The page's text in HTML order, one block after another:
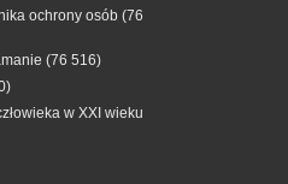
ochrony osób (76
(76 516)
w XXI wieku